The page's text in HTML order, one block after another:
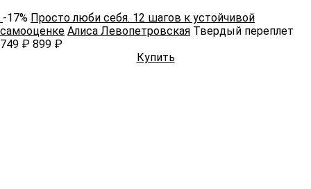
-17% Просто люби себя. 12 шагов к устойчивой
самооценке Алиса Левопетровская Твердый переплет
749 ₽ 899 ₽
Купить